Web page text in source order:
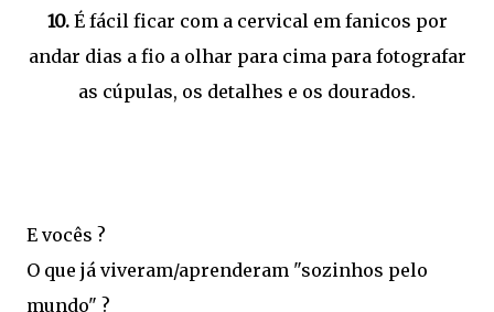
10.É fácil ficar com a cervical em fanicos por
andar dias a fio a olhar para cima para fotografar
as cúpulas, os detalhes e os dourados.
E vocês ?
O que já viveram/aprenderam "sozinhos pelo
mundo" ?